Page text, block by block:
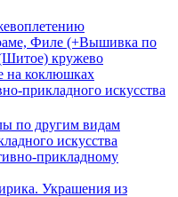
Филе (+Вышивка по
кружево
на коклюшках
прикладного искусства
по другим видам
искусства
прикладному
Украшения из